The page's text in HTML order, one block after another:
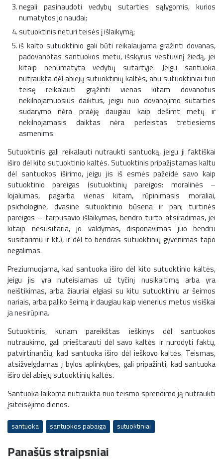
negali pasinaudoti vedybų sutarties sąlygomis, kurios
numatytos jo naudai;
sutuoktinis neturi teisės į išlaikymą;
iš kalto sutuoktinio gali būti reikalaujama gražinti dovanas,
padovanotas santuokos metu, išskyrus vestuvinį žiedą, jei
kitaip nenumatyta vedybų sutartyje. Jeigu santuoka
nutraukta dėl abiejų sutuoktinių kaltės, abu sutuoktiniai turi
teisę reikalauti grąžinti vienas kitam dovanotus
nekilnojamuosius daiktus, jeigu nuo dovanojimo sutarties
sudarymo nėra praėję daugiau kaip dešimt metų ir
nekilnojamasis daiktas nėra perleistas tretiesiems
asmenims.
Sutuoktinis gali reikalauti nutraukti santuoką, jeigu ji faktiškai
iširo dėl kito sutuoktinio kaltės. Sutuoktinis pripažįstamas kaltu
dėl santuokos iširimo, jeigu jis iš esmės pažeidė savo kaip
sutuoktinio pareigas (sutuoktinių pareigos: moralinės –
lojalumas, pagarba vienas kitam, rūpinimasis moraliai,
psichologine, dvasine sutuoktinio būsena ir pan; turtinės
pareigos – tarpusavio išlaikymas, bendro turto atsiradimas, jei
kitaip nesusitaria, jo valdymas, disponavimas juo bendru
susitarimu ir kt.), ir dėl to bendras sutuoktinių gyvenimas tapo
negalimas.
Preziumuojama, kad santuoka iširo dėl kito sutuoktinio kaltės,
jeigu jis yra nuteisiamas už tyčinį nusikaltimą arba yra
neištikimas, arba žiauriai elgiasi su kitu sutuoktiniu ar šeimos
nariais, arba paliko šeimą ir daugiau kaip vienerius metus visiškai
ja nesirūpina.
Sutuoktinis, kuriam pareikštas ieškinys dėl santuokos
nutraukimo, gali prieštarauti dėl savo kaltės ir nurodyti faktų,
patvirtinančių, kad santuoka iširo dėl ieškovo kaltės. Teismas,
atsižvelgdamas į bylos aplinkybes, gali pripažinti, kad santuoka
iširo dėl abiejų sutuoktinių kaltės.
Santuoka laikoma nutraukta nuo teismo sprendimo ją nutraukti
įsiteisėjimo dienos.
santuoka santuokos pabaiga sutuoktiniai
Panašūs straipsniai